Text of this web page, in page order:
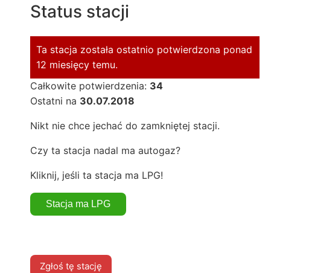
Status stacji
Ta stacja została ostatnio potwierdzona ponad
12 miesięcy temu.
Całkowite potwierdzenia: 34
Ostatni na 30.07.2018
Nikt nie chce jechać do zamkniętej stacji.
Czy ta stacja nadal ma autogaz?
Kliknij, jeśli ta stacja ma LPG!
Zgłoś tę stację